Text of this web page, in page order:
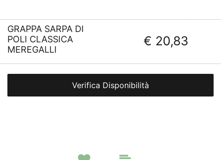
GRAPPA SARPA DI
POLI CLASSICA
MEREGALLI
€ 20,83
Verifica Disponibilità